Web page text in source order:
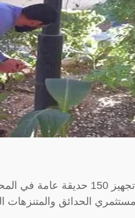
أنهت أمانة الطائف، اليوم،
الحدائق والمتنزهات